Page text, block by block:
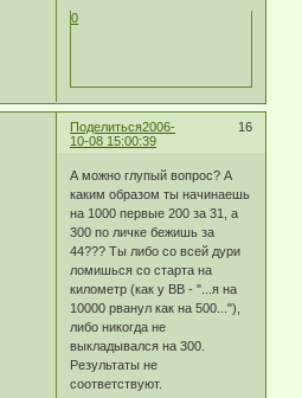
0
Поделиться 16
2006-
10-08 15:00:39
А можно глупый вопрос? А
каким образом ты начинаешь
на 1000 первые 200 за 31, а
300 по личке бежишь за
44??? Ты либо со всей дури
ломишься со старта на
километр (как у ВВ - "...я на
10000 рванул как на 500..."),
либо никогда не
выкладывался на 300.
Результаты не
соответствуют.